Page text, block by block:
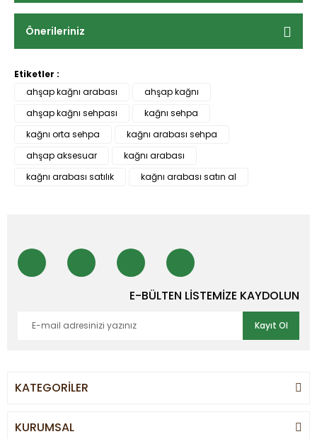
Önerileriniz
Etiketler :
ahşap kağnı arabası
ahşap kağnı
ahşap kağnı sehpası
kağnı sehpa
kağnı orta sehpa
kağnı arabası sehpa
ahşap aksesuar
kağnı arabası
kağnı arabası satılık
kağnı arabası satın al
E-BÜLTEN LİSTEMİZE KAYDOLUN
Kayıt Ol
KATEGORİLER
KURUMSAL